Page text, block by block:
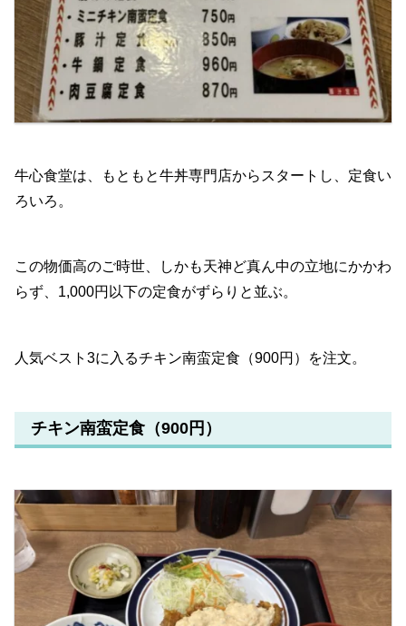
牛心食堂は、もともと牛丼専門店からスタートし、定食い
ろいろ。
この物価高のご時世、しかも天神ど真ん中の立地にかかわ
らず、1,000円以下の定食がずらりと並ぶ。
人気ベスト3に入るチキン南蛮定食（900円）を注文。
チキン南蛮定食（900円）